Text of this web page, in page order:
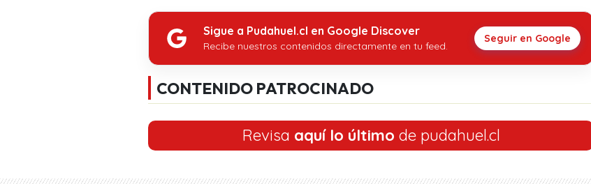
Sigue a Pudahuel.cl en Google Discover
Recibe nuestros contenidos directamente en tu feed.
Seguir en Google
CONTENIDO PATROCINADO
Revisa aquí lo último de pudahuel.cl